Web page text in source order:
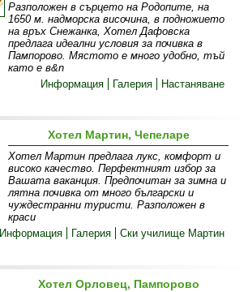
Разположен в сърцето на Родопите, на
1650 м. надморска височина, в подножието
на връх Снежанка, Хотел Дафовска
предлага идеални условия за почивка в
Пампорово. Мястото е много удобно, тъй
като е в&n
Информация
Галерия Настаняване
Хотел Мартин, Чепеларе
Хотел Мартин предлага лукс, комфорт и
високо качество. Перфектният избор за
Вашата ваканция. Предпочитан за зимна и
лятна почивка от много български и
чуждестранни туристи. Разположен в
краси
Информация
Галерия Ски училище Мартин
Хотел Орловец, Пампорово